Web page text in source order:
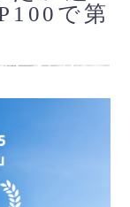
で第